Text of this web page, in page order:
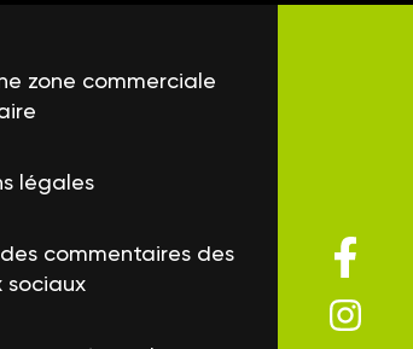
zone commerciale
légales
commentaires des
sociaux